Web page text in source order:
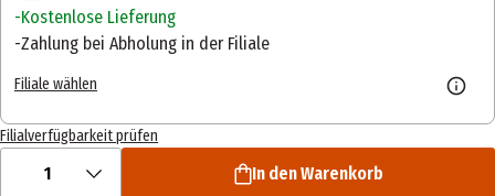
Kostenlose Lieferung
Zahlung bei Abholung in der Filiale
Filiale wählen
Filialverfügbarkeit prüfen
1 In den Warenkorb